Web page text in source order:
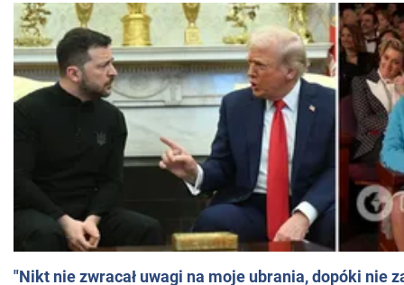
"Nikt nie zwracał uwagi na moje ubrania, dopóki nie